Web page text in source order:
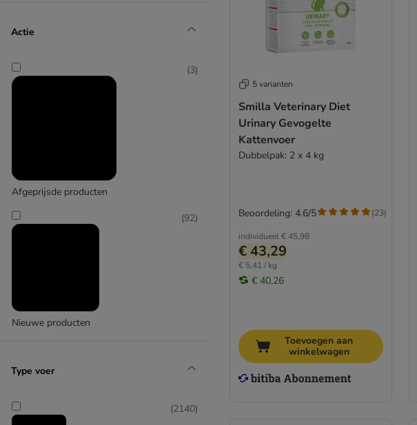
Purizon
Royal Canin
Specific
Thrive
Wild Freedom
Yarrah Bio
Biologisch voer
Probeerpakketten
Affinity Advance Veterinary Diets
Affinity Ultima
Actie
Afgeprijsde producten
(3)
Nieuwe producten
(92)
Type voer
(2140)
5 varianten
Smilla Veterinary Diet
Urinary Gevogelte
Kattenvoer
Dubbelpak: 2 x 4 kg
individueel€ 45,98
€ 43,29
€ 5,41 / kg
€ 40,26
Beoordeling: 4.6/5 (23)
Toevoegen aan
winkelwagen